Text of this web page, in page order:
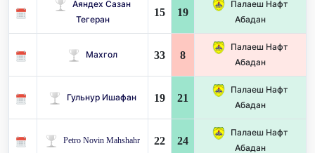
Аяндех Сазан
Тегеран
15 19
Палаеш Нафт
Абадан
Махгол 33 8
Палаеш Нафт
Абадан
Гульнур Ишафан 19 21
Палаеш Нафт
Абадан
Petro Novin Mahshahr 22 24
Палаеш Нафт
Абадан